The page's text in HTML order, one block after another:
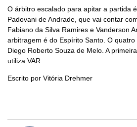
O árbitro escalado para apitar a partida
Padovani de Andrade, que vai contar
Fabiano da Silva Ramires e Vanderson
arbitragem é do Espírito Santo. O
Diego Roberto Souza de Melo. A
utiliza VAR.
Escrito por Vitória Drehmer